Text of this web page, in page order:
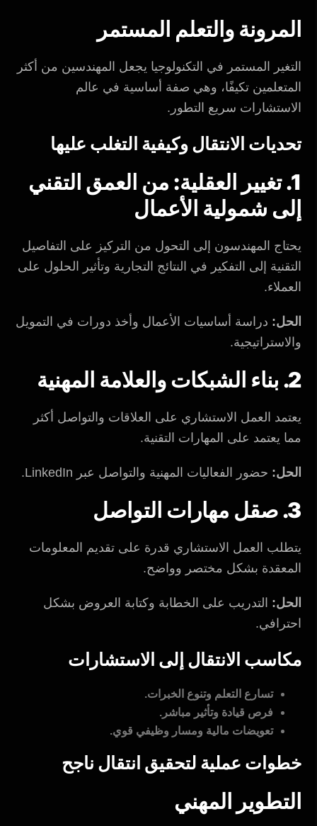
المرونة والتعلم المستمر
التغير المستمر في التكنولوجيا يجعل المهندسين من أكثر
المتعلمين تكيفًا، وهي صفة أساسية في عالم
الاستشارات سريع التطور.
تحديات الانتقال وكيفية التغلب عليها
1. تغيير العقلية: من العمق التقني
إلى شمولية الأعمال
يحتاج المهندسون إلى التحول من التركيز على التفاصيل
التقنية إلى التفكير في النتائج التجارية وتأثير الحلول على
العملاء.
الحل: دراسة أساسيات الأعمال وأخذ دورات في التمويل
والاستراتيجية.
2. بناء الشبكات والعلامة المهنية
يعتمد العمل الاستشاري على العلاقات والتواصل أكثر
مما يعتمد على المهارات التقنية.
الحل: حضور الفعاليات المهنية والتواصل عبر LinkedIn.
3. صقل مهارات التواصل
يتطلب العمل الاستشاري قدرة على تقديم المعلومات
المعقدة بشكل مختصر وواضح.
الحل: التدريب على الخطابة وكتابة العروض بشكل
احترافي.
مكاسب الانتقال إلى الاستشارات
تسارع التعلم وتنوع الخبرات.
فرص قيادة وتأثير مباشر.
تعويضات مالية ومسار وظيفي قوي.
خطوات عملية لتحقيق انتقال ناجح
التطوير المهني